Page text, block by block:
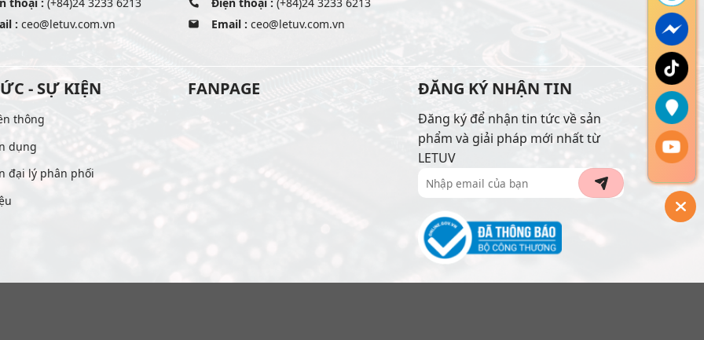
: ceo@letuv.com.vn
Email : ceo@letuv.com.vn
- SỰ KIỆN
thông
dụng
đại lý phân phối
FANPAGE ĐĂNG KÝ NHẬN TIN
Đăng ký để nhận tin tức về sản
phẩm và giải pháp mới nhất từ
LETUV